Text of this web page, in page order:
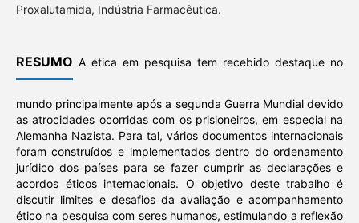
Proxalutamida, Indústria Farmacêutica.
RESUMO A ética em pesquisa tem recebido destaque no
mundo principalmente após a segunda Guerra Mundial devido
as atrocidades ocorridas com os prisioneiros, em especial na
Alemanha Nazista. Para tal, vários documentos internacionais
foram construídos e implementados dentro do ordenamento
jurídico dos países para se fazer cumprir as declarações e
acordos éticos internacionais. O objetivo deste trabalho é
discutir limites e desafios da avaliação e acompanhamento
ético na pesquisa com seres humanos, estimulando a reflexão